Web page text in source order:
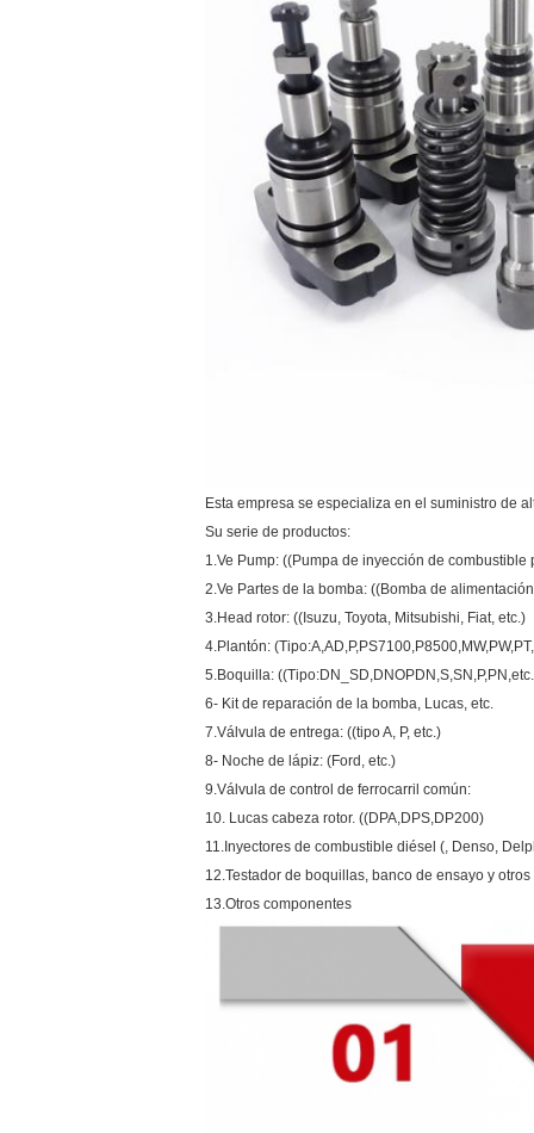
Esta empresa se especializa en el suministro de
Su serie de productos:
1.Ve Pump: ((Pumpa de inyección de combustible
2.Ve Partes de la bomba: ((Bomba de
3.Head rotor: ((Isuzu, Toyota, Mitsubishi, Fiat, etc.)
4.Plantón:
5.Boquilla:
6- Kit de reparación de la bomba, Lucas, etc.
7.Válvula de entrega: ((tipo A, P, etc.)
8- Noche de lápiz: (Ford, etc.)
9.Válvula de control de ferrocarril común:
10. Lucas cabeza rotor. ((DPA,DPS,DP200)
11.Inyectores de combustible diésel (, Denso,
12.Testador de boquillas, banco de ensayo y
13.Otros componentes